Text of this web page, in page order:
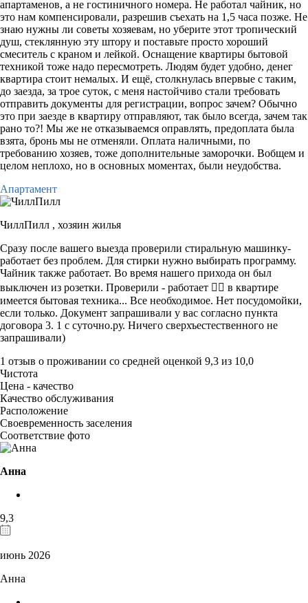
апартаменов, а не гостиничного номера. Не работал чайник, но
это нам компенсировали, разрешив съехать на 1,5 часа позже. Не
знаю нужны ли советы хозяевам, но уберите этот тропический
душ, стеклянную эту штору и поставьте просто хороший
смеситель с краном и лейкой. Оснащение квартиры бытовой
техникой тоже надо пересмотреть. Людям будет удобно, денег
квартира стоит немалых. И ещё, столкнулась впервые с таким,
до заезда, за трое суток, с меня настойчиво стали требовать
отправить документы для регистрации, вопрос зачем? Обычно
это при заезде в квартиру отправляют, так было всегда, зачем так
рано то?! Мы же не отказываемся оправлять, предоплата была
взята, бронь мы не отменяли. Оплата наличными, по
требованию хозяев, тоже дополнительные заморочки. Вобщем и
целом неплохо, но в основных моментах, были неудобства.
Апартамент
ЧиллПилл , хозяин жилья
Сразу после вашего выезда проверили стиральную машинку-
работает без проблем. Для стирки нужно выбирать программу.
Чайник также работает. Во время нашего прихода он был
выключен из розетки. Проверили - работает 🤷‍♀️ в квартире
имеется бытовая техника... Все необходимое. Нет посудомойки,
если только. Документ запрашивали у вас согласно пункта
договора 3. 1 с суточно.ру. Ничего сверхъестественного не
запрашивали)
1 отзыв о проживании со средней оценкой 9,3 из 10,0
Чистота
Цена - качество
Качество обслуживания
Расположение
Своевременность заселения
Соответствие фото
Анна
9,3
июнь 2026
Анна